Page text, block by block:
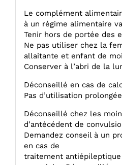
Le complément
à un régime alimentaire
Tenir hors de portée des
Ne pas utiliser chez la
allaitante et enfant de
Conserver à l’abri de la
Déconseillé en cas de
Pas d’utilisation prolongée
Déconseillé chez les
d’antécédent de
Demandez conseil à un
en cas de
traitement antiépileptique